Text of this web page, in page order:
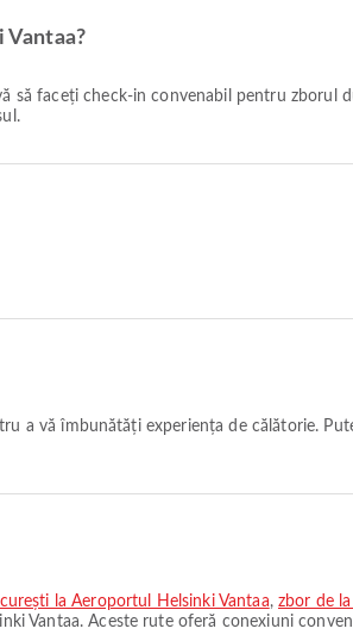
la Aeroportul Helsinki Vantaa,zbor de
Vantaa. Aceste rute oferă conexiuni